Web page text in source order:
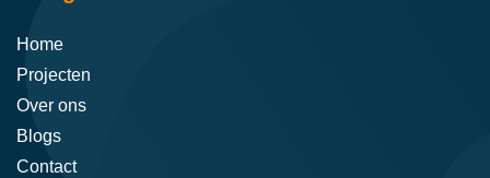
Home
Projecten
Over ons
Blogs
Contact